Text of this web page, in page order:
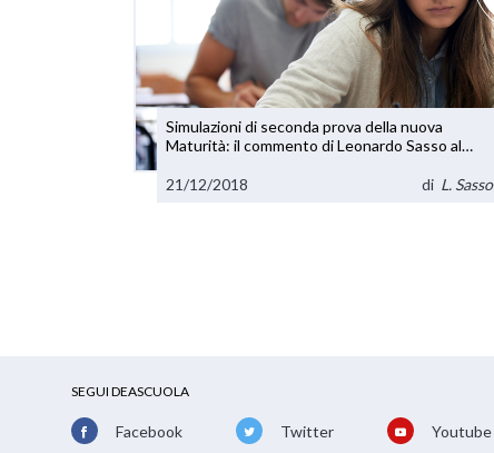
Simulazioni di seconda prova della nuova
Maturità: il commento di Leonardo Sasso al
21/12/2018
di L. Sasso
SEGUI DEASCUOLA
Facebook Twitter Youtube